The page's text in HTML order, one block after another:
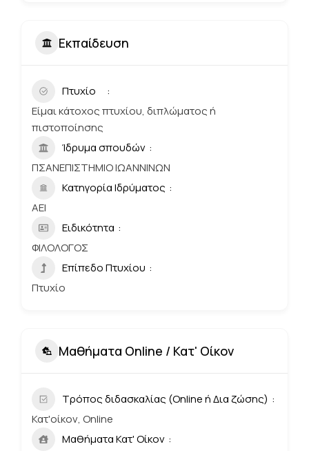
Εκπαίδευση
Πτυχίο
Είμαι κάτοχος πτυχίου, διπλώματος ή
πιστοποίησης
Ίδρυμα σπουδών
ΠΣΑΝΕΠΙΣΤΗΜΙΟ ΙΩΑΝΝΙΝΩΝ
Κατηγορία Ιδρύματος
ΑΕΙ
Ειδικότητα
ΦΙΛΟΛΟΓΟΣ
Επίπεδο Πτυχίου
Πτυχίο
Μαθήματα Online / Κατ' Οίκον
Τρόπος διδασκαλίας (Online ή Δια ζώσης)
Κατ'οίκον, Online
Μαθήματα Κατ' Οίκον